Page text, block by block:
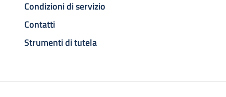
Condizioni di servizio
Contatti
Strumenti di tutela